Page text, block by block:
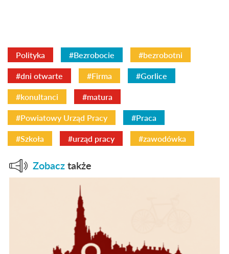
Polityka #Bezrobocie #bezrobotni
#dni otwarte #Firma #Gorlice
#konultanci #matura
#Powiatowy Urząd Pracy #Praca
#Szkoła #urząd pracy #zawodówka
Zobacz także